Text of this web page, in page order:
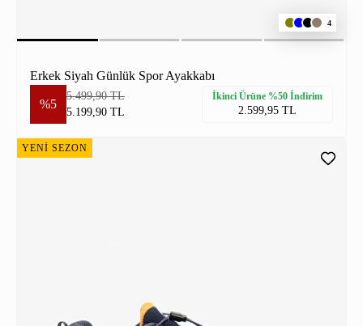
4
Erkek Siyah Günlük Spor Ayakkabı
%5
5.499,90 TL
5.199,90 TL
İkinci Ürüne %50 İndirim
2.599,95 TL
YENİ SEZON